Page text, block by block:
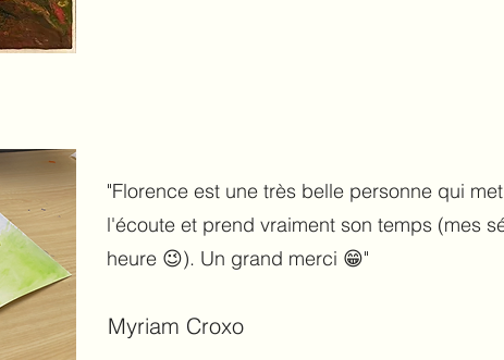
"Florence est une très belle personne qui
l'écoute et prend vraiment son temps (mes
heure 😉). Un grand merci 😁"
Myriam Croxo